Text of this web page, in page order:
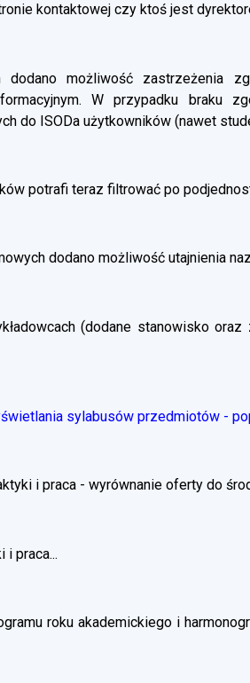
kontaktowej czy ktoś jest
dodano możliwość zastrzeżenia
W przypadku braku
do ISODa użytkowników (nawet
potrafi teraz filtrować po
dodano możliwość utajnienia
(dodane stanowisko
sylabusów przedmiotów -
i praca - wyrównanie oferty do
i praca...
roku akademickiego i